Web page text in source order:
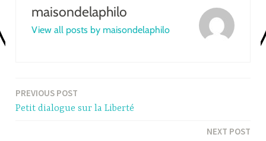
maisondelaphilo
View all posts by maisondelaphilo
Post
navigation
PREVIOUS POST
Petit dialogue sur la Liberté
NEXT POST